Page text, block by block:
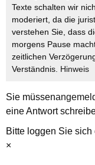
Texte schalten wir
moderiert, da die
verstehen Sie, dass
morgens Pause
zeitlichen
Verständnis. Hinweis
Sie müssen
eine Antwort
Bitte loggen Sie sich
×